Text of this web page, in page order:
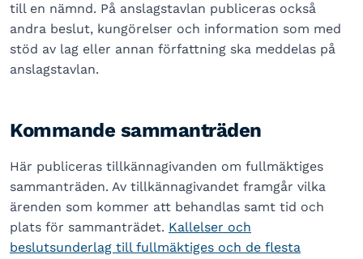
till en nämnd. På anslagstavlan publiceras också
andra beslut, kungörelser och information som med
stöd av lag eller annan författning ska meddelas på
anslagstavlan.
Kommande sammanträden
Här publiceras tillkännagivanden om fullmäktiges
sammanträden. Av tillkännagivandet framgår vilka
ärenden som kommer att behandlas samt tid och
plats för sammanträdet. Kallelser och
beslutsunderlag till fullmäktiges och de flesta